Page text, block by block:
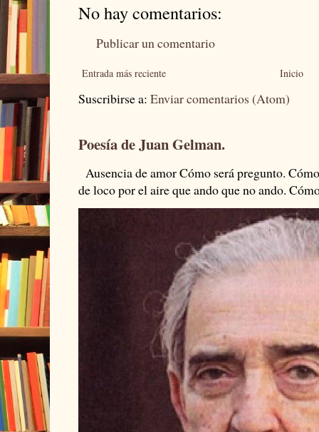
No hay comentarios:
Publicar un comentario
Entrada más reciente Inicio
Suscribirse a: Enviar comentarios (Atom)
Poesía de Juan Gelman.
Ausencia de amor Cómo será pregunto.
de loco por el aire que ando que no ando.